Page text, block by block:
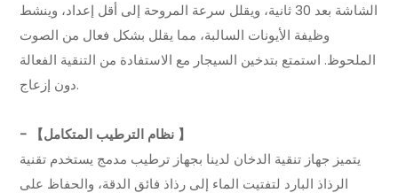
الشاشة بعد 30 ثانية، ويقلل سرعة المروحة إلى أقل إعداد، وينشط
وظيفة الأيونات السالبة، مما يقلل بشكل فعال من الصوت
الملحوظ. استمتع بتدخين السيجار مع الاستفادة من التنقية الفعالة
دون إزعاج.
- 【نظام الترطيب المتكامل 】
يتميز جهاز تنقية الدخان لدينا بجهاز ترطيب مدمج يستخدم تقنية
الرذاذ البارد لتفتيت الماء إلى رذاذ فائق الدقة، والحفاظ على